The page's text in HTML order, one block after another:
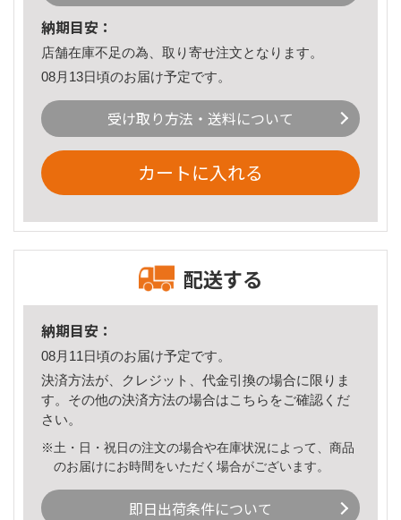
納期目安：
店舗在庫不足の為、取り寄せ注文となります。
08月13日頃のお届け予定です。
受け取り方法・送料について
カートに入れる
配送する
納期目安：
08月11日頃のお届け予定です。
決済方法が、クレジット、代金引換の場合に限りま
す。その他の決済方法の場合はこちら をご確認くだ
さい。
※土・日・祝日の注文の場合や在庫状況によって、商品
のお届けにお時間をいただく場合がございます。
即日出荷条件について